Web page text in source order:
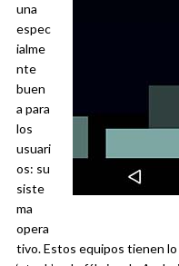
una
espec
ialme
nte
buen
a para
los
usuari
os: su
siste
ma
opera
tivo. Estos equipos tienen